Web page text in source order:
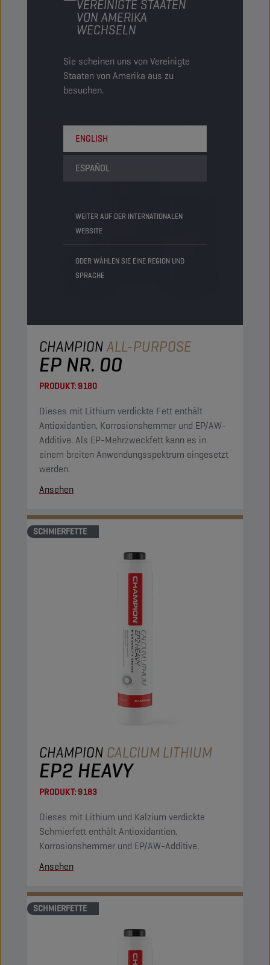
VEREINIGTE STAATEN
VON AMERIKA
WECHSELN
Sie scheinen uns von Vereinigte
Staaten von Amerika aus zu
besuchen.
ENGLISH
ESPAÑOL
WEITER AUF DER INTERNATIONALEN
WEBSITE
ODER WÄHLEN SIE EINE REGION UND
SPRACHE
Dieses lithiumfreie Mehrzweck-Schmierfett ist
ein mit wasserfreiem Kalzium (ANH Ca)
basiert.
Ansehen
ERSETZT DURCH CHAMPION ANH CA GREASE EP 00
CHAMPIONALL-PURPOSE
EP NR. 00
PRODUKT:9180
Dieses mit Lithium verdickte Fett enthält
Antioxidantien, Korrosionshemmer und EP/AW-
Additive. Als EP-Mehrzweckfett kann es in
einem breiten Anwendungsspektrum eingesetzt
werden.
Ansehen
SCHMIERFETTE
CHAMPION CALCIUM LITHIUM
EP2 HEAVY
PRODUKT:9183
Dieses mit Lithium und Kalzium verdickte
Schmierfett enthält Antioxidantien,
Korrosionshemmer und EP/AW-Additive.
Ansehen
SCHMIERFETTE